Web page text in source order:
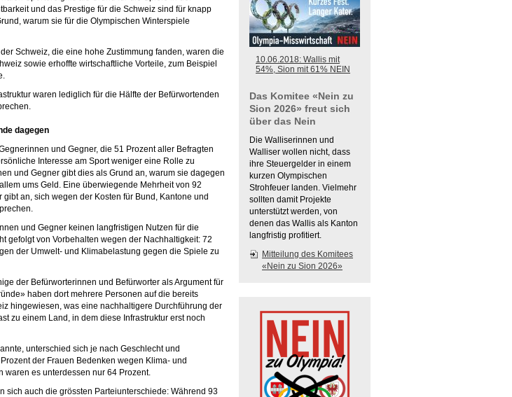
und das Prestige für die Schweiz sind für knapp
warum sie für die Olympischen Winterspiele
Schweiz, die eine hohe Zustimmung fanden, waren die
sowie erhoffte wirtschaftliche Vorteile, zum Beispiel
waren lediglich für die Hälfte der Befürwortenden
dagegen
und Gegner, die 51 Prozent aller Befragten
Interesse am Sport weniger eine Rolle zu
und Gegner gibt dies als Grund an, warum sie dagegen
ums Geld. Eine überwiegende Mehrheit von 92
an, sich wegen der Kosten für Bund, Kantone und
und Gegner keinen langfristigen Nutzen für die
gefolgt von Vorbehalten wegen der Nachhaltigkeit: 72
der Umwelt- und Klimabelastung gegen die Spiele zu
der Befürworterinnen und Befürworter als Argument für
haben dort mehrere Personen auf die bereits
hingewiesen, was eine nachhaltigere Durchführung der
zu einem Land, in dem diese Infrastruktur erst noch
unterschied sich je nach Geschlecht und
der Frauen Bedenken wegen Klima- und
waren es unterdessen nur 64 Prozent.
sich auch die grössten Parteiunterschiede: Während 93
10.06.2018: Wallis mit
54%, Sion mit 61% NEIN
Das Komitee «Nein zu
Sion 2026» freut sich
über das Nein
Die Walliserinnen und
Walliser wollen nicht, dass
ihre Steuergelder in einem
kurzen Olympischen
Strohfeuer landen. Vielmehr
sollten damit Projekte
unterstützt werden, von
denen das Wallis als Kanton
langfristig profitiert.
Mitteilung des Komitees
«Nein zu Sion 2026»